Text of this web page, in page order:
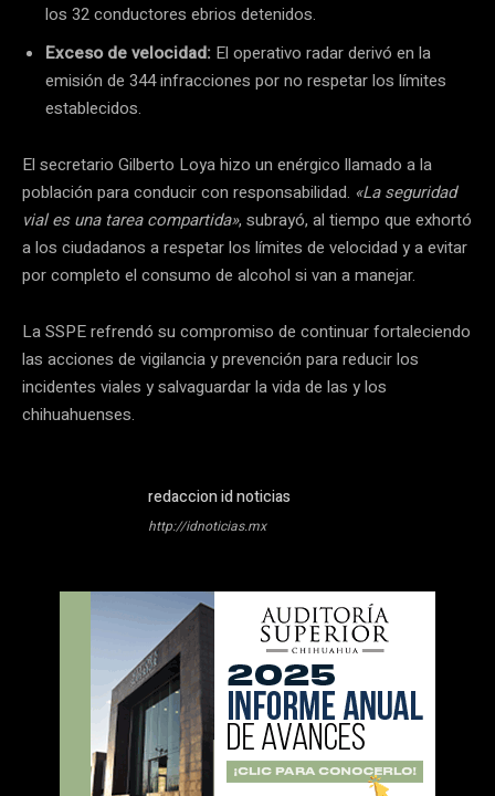
los 32 conductores ebrios detenidos.
Exceso de velocidad: El operativo radar derivó en la
emisión de 344 infracciones por no respetar los límites
establecidos.
El secretario Gilberto Loya hizo un enérgico llamado a la
población para conducir con responsabilidad. «La seguridad
vial es una tarea compartida», subrayó, al tiempo que exhortó
a los ciudadanos a respetar los límites de velocidad y a evitar
por completo el consumo de alcohol si van a manejar.
La SSPE refrendó su compromiso de continuar fortaleciendo
las acciones de vigilancia y prevención para reducir los
incidentes viales y salvaguardar la vida de las y los
chihuahuenses.
redaccion id noticias
http://idnoticias.mx